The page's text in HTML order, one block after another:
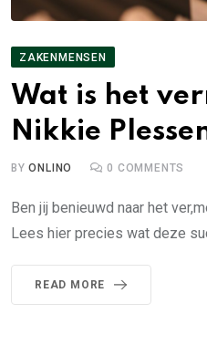
ZAKENMENSEN
Wat is het
Nikkie
BYONLINO 0 COMMENTS
Ben jij benieuwd naar het
Lees hier precies wat deze
READ MORE